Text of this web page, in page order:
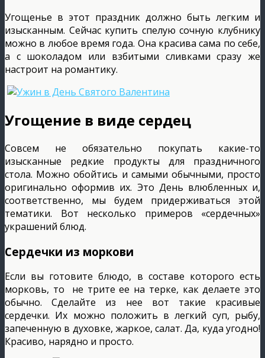
Угощенье в этот праздник должно быть легким и
изысканным. Сейчас купить спелую сочную клубнику
можно в любое время года. Она красива сама по себе,
а с шоколадом или взбитыми сливками сразу же
настроит на романтику.
Угощение в виде сердец
Совсем не обязательно покупать какие-то
изысканные редкие продукты для праздничного
стола. Можно обойтись и самыми обычными, просто
оригинально оформив их. Это День влюбленных и,
соответственно, мы будем придерживаться этой
тематики. Вот несколько примеров «сердечных»
украшений блюд.
Сердечки из моркови
Если вы готовите блюдо, в составе которого есть
морковь, то не трите ее на терке, как делаете это
обычно. Сделайте из нее вот такие красивые
сердечки. Их можно положить в легкий суп, рыбу,
запеченную в духовке, жаркое, салат. Да, куда угодно!
Красиво, нарядно и просто.